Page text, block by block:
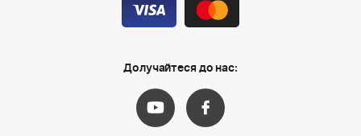
Долучайтеся до нас: